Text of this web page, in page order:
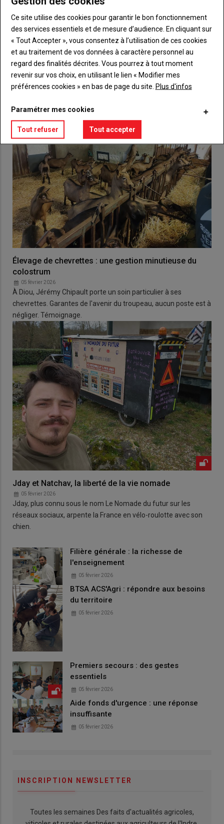
Lien
VOUS AIMEREZ AUSSI
Élevage de chevrettes : une gestion minutieuse du
colostrum
05 février 2026
À Diou, Jérémy Chipault porte un soin particulier à ses
chevrettes. Garantes de l'avenir du troupeau, aucun poste est à
négliger. Témoignage.
Jday et Natchav, la liberté de la vie nomade
05 février 2026
Jday, plus connu sous le nom Le Nomade du futur sur les
réseaux sociaux, arpente la France en vélo-roulotte avec son
chien.
Filière générale : la richesse de
l'enseignement
05 février 2026
BTSA ACS'Agri : répondre aux besoins
du territoire
05 février 2026
Premiers secours : des gestes
essentiels
05 février 2026
Aide fonds d'urgence : une réponse
insuffisante
05 février 2026
INSCRIPTION NEWSLETTER
Toutes les semaines Des faits d'actualités agricoles,
Ce site utilise des cookies pour garantir le bon fonctionnement
des services essentiels et de mesure d’audience. En cliquant sur
« Tout Accepter », vous consentez à l’utilisation de ces cookies
et au traitement de vos données à caractère personnel au
regard des finalités décrites. Vous pourrez à tout moment
revenir sur vos choix, en utilisant le lien « Modifier mes
préférences cookies » en bas de page du site. Plus d'infos
Paramétrer mes cookies
Tout refuser Tout accepter